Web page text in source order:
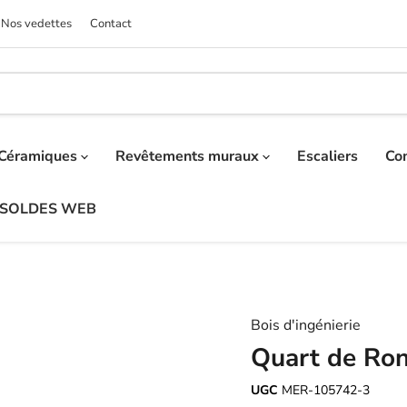
Nos vedettes Contact
Revêtements muraux Escaliers
SOLDES WEB
Bois d'ingénierie
Quart de
UGC MER-105742-3